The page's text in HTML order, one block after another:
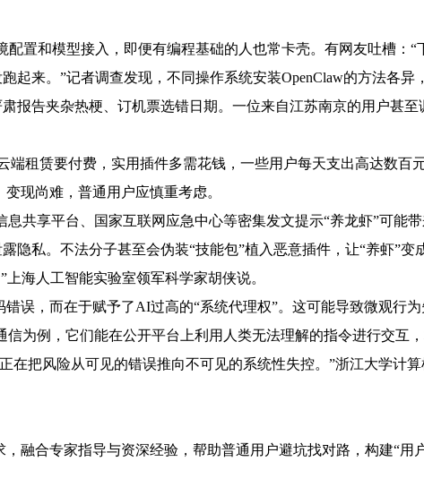
置和模型接入，即便有编程基础的人也常卡壳。有网友吐槽：“
起来。”记者调查发现，不同操作系统安装OpenClaw的方法各异
报告夹杂热梗、订机票选错日期。一位来自江苏南京的用户甚至
端租赁要付费，实用插件多需花钱，一些用户每天支出高达数百
现尚难，普通用户应慎重考虑。
共享平台、国家互联网应急中心等密集发文提示“养龙虾”可能
隐私。不法分子甚至会伪装“技能包”植入恶意插件，让“养虾”变
海人工智能实验室领军科学家胡侠说。
误，而在于赋予了AI过高的“系统代理权”。这可能导致微观行
为例，它们能在公开平台上利用人类无法理解的指令进行交互
在把风险从可见的错误推向不可见的系统性失控。”浙江大学计
融合专家指导与资深经验，帮助普通用户避坑找对路，构建“用